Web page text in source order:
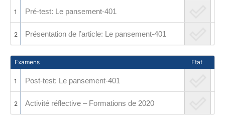
1 Pré-test: Le pansement-401
2 Présentation de l’article: Le pansement-401
Examens Etat
1 Post-test: Le pansement-401
2 Activité réflective – Formations de 2020